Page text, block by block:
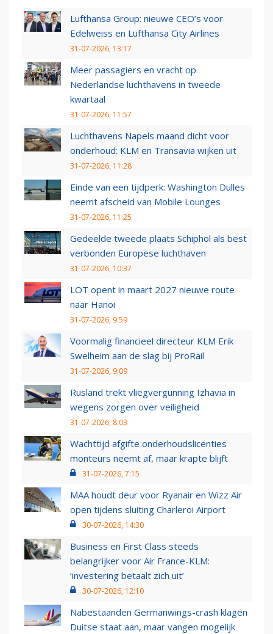
Lufthansa Group: nieuwe CEO’s voor
Edelweiss en Lufthansa City Airlines
31-07-2026, 13:17
Meer passagiers en vracht op
Nederlandse luchthavens in tweede
kwartaal
31-07-2026, 11:57
Luchthavens Napels maand dicht voor
onderhoud: KLM en Transavia wijken uit
31-07-2026, 11:28
Einde van een tijdperk: Washington Dulles
neemt afscheid van Mobile Lounges
31-07-2026, 11:25
Gedeelde tweede plaats Schiphol als best
verbonden Europese luchthaven
31-07-2026, 10:37
LOT opent in maart 2027 nieuwe route
naar Hanoi
31-07-2026, 9:59
Voormalig financieel directeur KLM Erik
Swelheim aan de slag bij ProRail
31-07-2026, 9:09
Rusland trekt vliegvergunning Izhavia in
wegens zorgen over veiligheid
31-07-2026, 8:03
Wachttijd afgifte onderhoudslicenties
monteurs neemt af, maar krapte blijft
31-07-2026, 7:15
MAA houdt deur voor Ryanair en Wizz Air
open tijdens sluiting Charleroi Airport
30-07-2026, 14:30
Business en First Class steeds
belangrijker voor Air France-KLM:
‘investering betaalt zich uit’
30-07-2026, 12:10
Nabestaanden Germanwings-crash klagen
Duitse staat aan, maar vangen mogelijk